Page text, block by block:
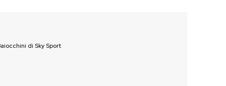
di Sky Sport